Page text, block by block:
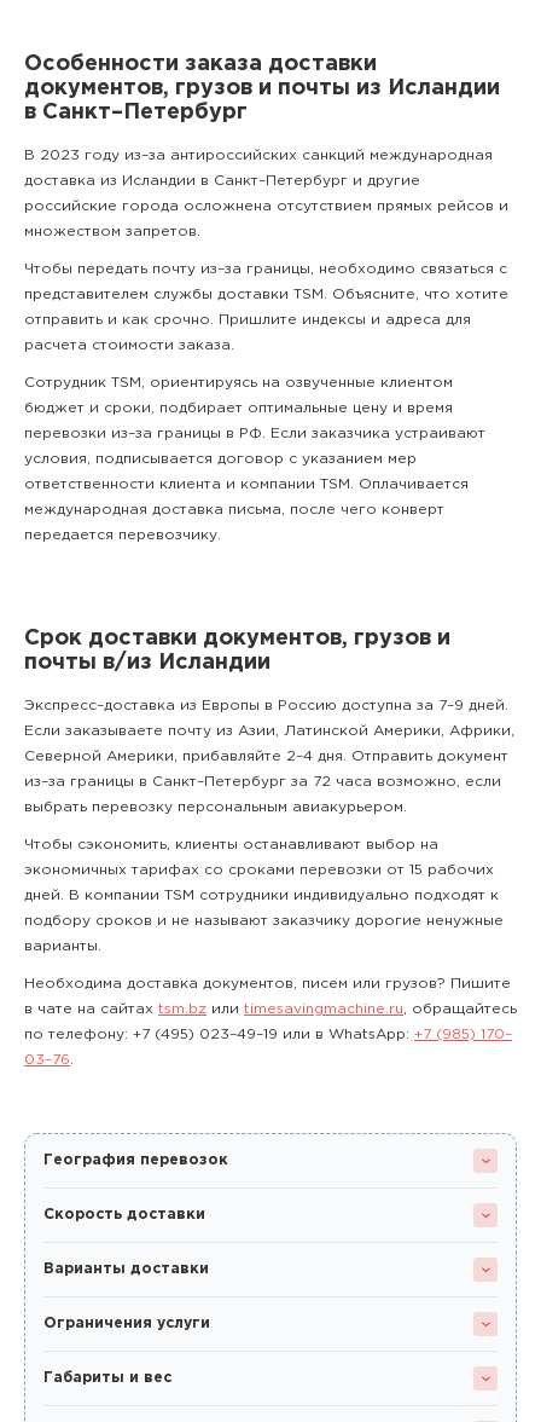
Особенности заказа доставки
документов, грузов и почты из Исландии
в Санкт–Петербург
В 2023 году из–за антироссийских санкций международная
доставка из Исландии в Санкт–Петербург и другие
российские города осложнена отсутствием прямых рейсов и
множеством запретов.
Чтобы передать почту из–за границы, необходимо связаться с
представителем службы доставки TSM. Объясните, что хотите
отправить и как срочно. Пришлите индексы и адреса для
расчета стоимости заказа.
Сотрудник TSM, ориентируясь на озвученные клиентом
бюджет и сроки, подбирает оптимальные цену и время
перевозки из–за границы в РФ. Если заказчика устраивают
условия, подписывается договор с указанием мер
ответственности клиента и компании TSM. Оплачивается
международная доставка письма, после чего конверт
передается перевозчику.
Срок доставки документов, грузов и
почты в/из Исландии
Экспресс–доставка из Европы в Россию доступна за 7–9 дней.
Если заказываете почту из Азии, Латинской Америки, Африки,
Северной Америки, прибавляйте 2–4 дня. Отправить документ
из–за границы в Санкт–Петербург за 72 часа возможно, если
выбрать перевозку персональным авиакурьером.
Чтобы сэкономить, клиенты останавливают выбор на
экономичных тарифах со сроками перевозки от 15 рабочих
дней. В компании TSM сотрудники индивидуально подходят к
подбору сроков и не называют заказчику дорогие ненужные
варианты.
Необходима доставка документов, писем или грузов? Пишите
в чате на сайтах tsm.bz или timesavingmachine.ru , обращайтесь
по телефону: +7 (495) 023–49–19 или в WhatsApp: +7 (985) 170–
03–76
География перевозок
Скорость доставки
Варианты доставки
Ограничения услуги
Габариты и вес